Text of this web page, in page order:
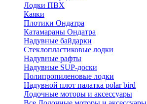
Лодки ПВХ
Каяки
Плотики Ондатра
Катамараны Ондатра
Надувные байдарки
Стеклопластиковые лодки
Надувные рафты
Надувные SUP-доски
Полипропиленовые лодки
Надувной плот палатка polar bird
Лодочные моторы и аксессуары